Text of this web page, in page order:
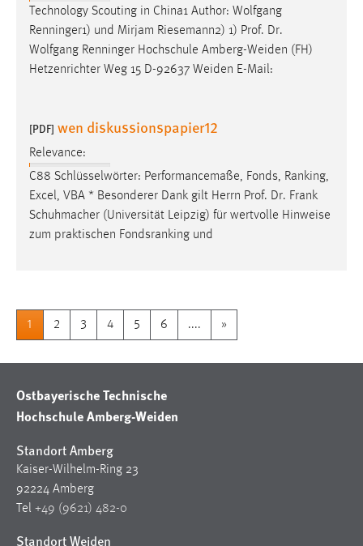
Technology Scouting in China1 Author: Wolfgang
Renninger1) und Mirjam Riesemann2) 1) Prof. Dr.
Wolfgang Renninger Hochschule Amberg-Weiden (FH)
Hetzenrichter Weg 15 D-92637 Weiden E-Mail:
[PDF] wen diskussionspapier12
Relevance:
C88 Schlüsselwörter: Performancemaße, Fonds, Ranking,
Excel, VBA * Besonderer Dank gilt Herrn Prof. Dr. Frank
Schuhmacher (Universität Leipzig) für wertvolle Hinweise
zum praktischen Fondsranking und
1 2 3 4 5 6 .... »
Ostbayerische Technische
Hochschule Amberg-Weiden
Standort Amberg
Kaiser-Wilhelm-Ring 23
92224 Amberg
Tel +49 (9621) 482-0
Standort Weiden